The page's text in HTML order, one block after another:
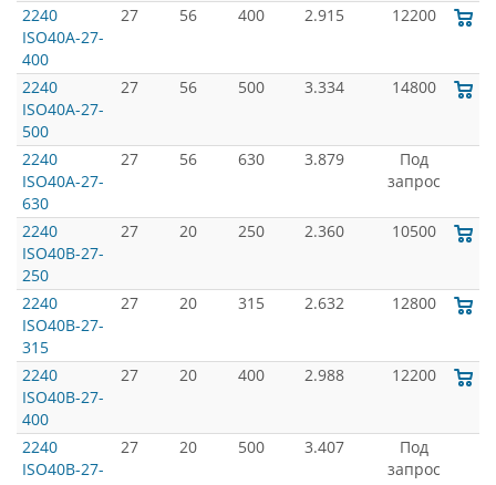
2240
ISO40A-27-
400
27 56 400 2.915 12200
2240
ISO40A-27-
500
27 56 500 3.334 14800
2240
ISO40A-27-
630
27 56 630 3.879
Под
запрос
2240
ISO40B-27-
250
27 20 250 2.360 10500
2240
ISO40B-27-
315
27 20 315 2.632 12800
2240
ISO40B-27-
400
27 20 400 2.988 12200
2240
ISO40B-27-
27 20 500 3.407
Под
запрос